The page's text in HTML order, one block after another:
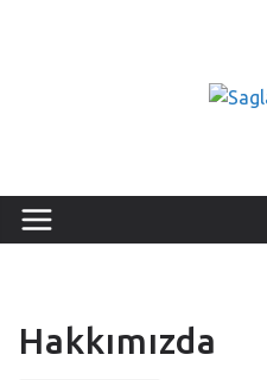
Hakkımızda